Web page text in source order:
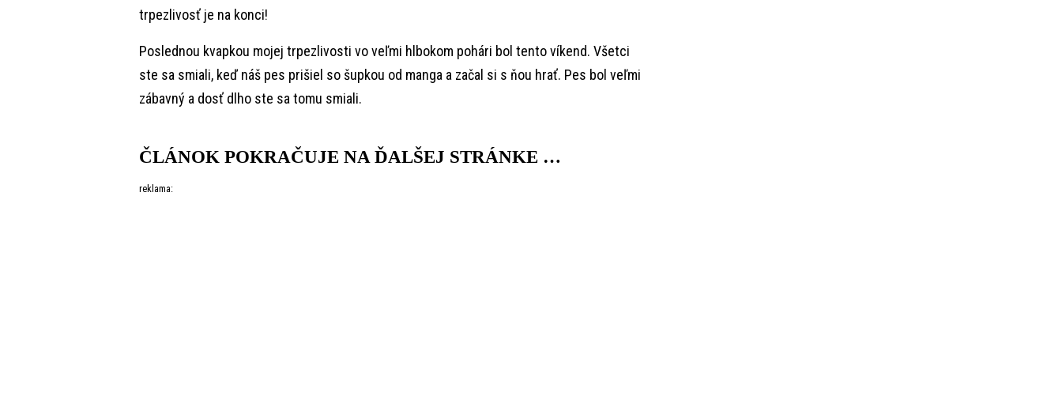
trpezlivosť je na konci!
Poslednou kvapkou mojej trpezlivosti vo veľmi hlbokom pohári bol tento víkend. Všetci
ste sa smiali, keď náš pes prišiel so šupkou od manga a začal si s ňou hrať. Pes bol veľmi
zábavný a dosť dlho ste sa tomu smiali.
ČLÁNOK POKRAČUJE NA ĎALŠEJ STRÁNKE …
reklama: